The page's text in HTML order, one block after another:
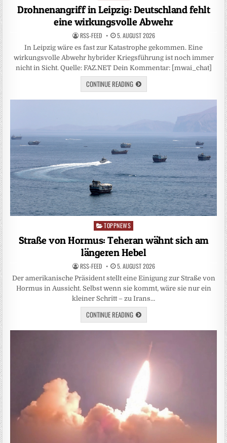
in
Drohnenangriff in Leipzig: Deutschland fehlt
eine wirkungsvolle Abwehr
RSS-FEED 5. AUGUST 2026
In Leipzig wäre es fast zur Katastrophe gekommen. Eine
wirkungsvolle Abwehr hybrider Kriegsführung ist noch immer
nicht in Sicht. Quelle: FAZ.NET Dein Kommentar: [mwai_chat]
CONTINUE READING
Posted
TOPPNEWS
Straße von Hormus: Teheran wähnt sich am
längeren Hebel
RSS-FEED 5. AUGUST 2026
Der amerikanische Präsident stellt eine Einigung zur Straße von
Hormus in Aussicht. Selbst wenn sie kommt, wäre sie nur ein
kleiner Schritt – zu Irans…
CONTINUE READING